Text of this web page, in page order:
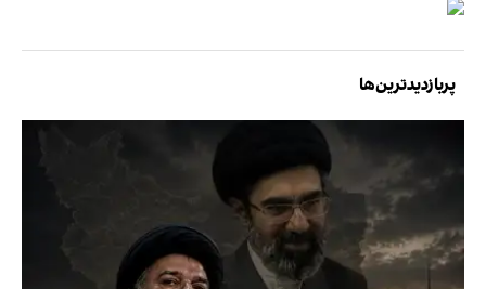
پربازدیدترین‌ها